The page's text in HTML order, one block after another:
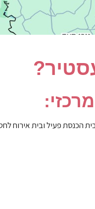
הכנסת פעיל ובית אירוח